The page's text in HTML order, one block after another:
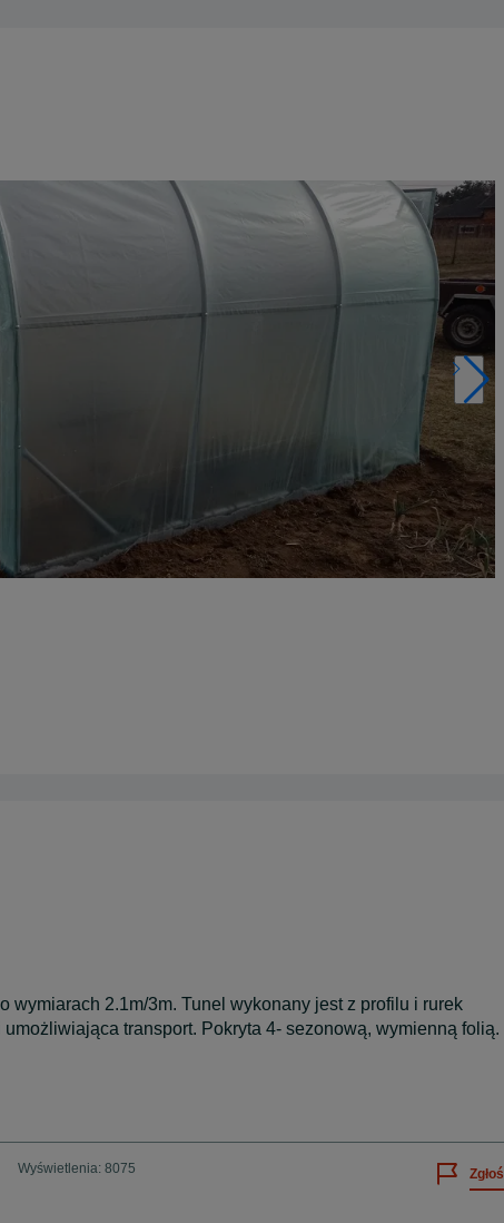
wymiarach 2.1m/3m. Tunel wykonany jest z profilu i rurek
transport. Pokryta 4- sezonową, wymienną folią.
Wyświetlenia: 8075 Zgłoś